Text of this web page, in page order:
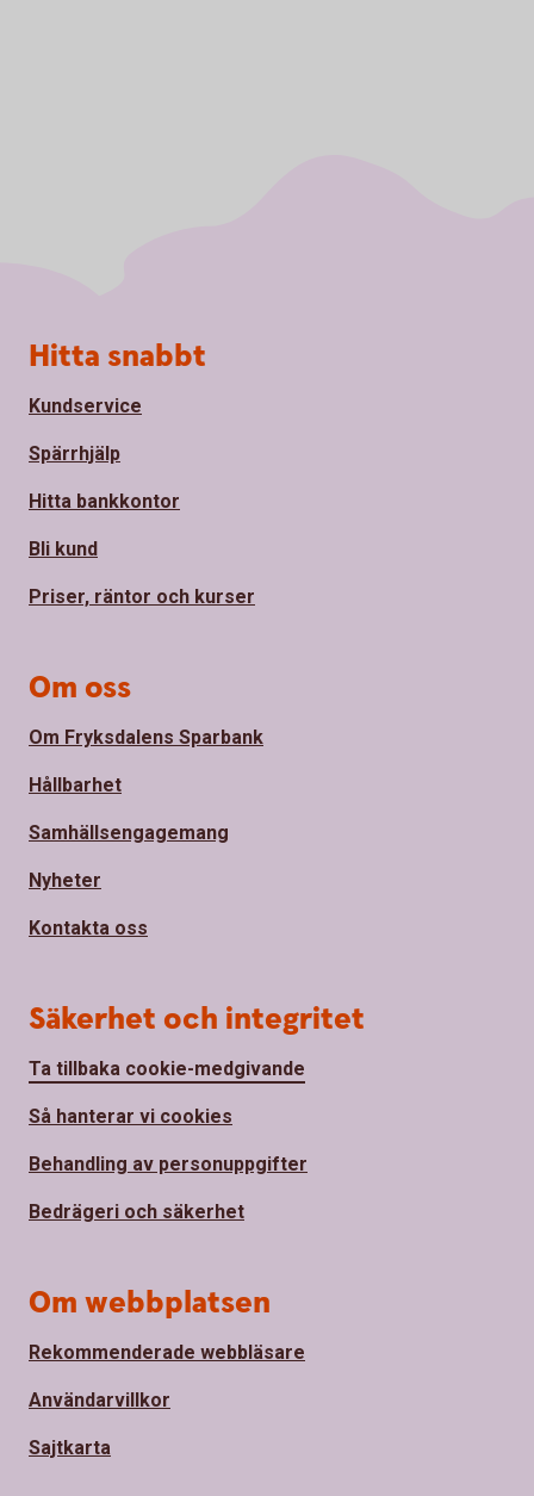
Sidfot
Hitta snabbt
Kundservice
Spärrhjälp
Hitta bankkontor
Bli kund
Priser, räntor och kurser
Om oss
Om Fryksdalens Sparbank
Hållbarhet
Samhällsengagemang
Nyheter
Kontakta oss
Säkerhet och integritet
Ta tillbaka cookie-medgivande
Så hanterar vi cookies
Behandling av personuppgifter
Bedrägeri och säkerhet
Om webbplatsen
Rekommenderade webbläsare
Användarvillkor
Sajtkarta